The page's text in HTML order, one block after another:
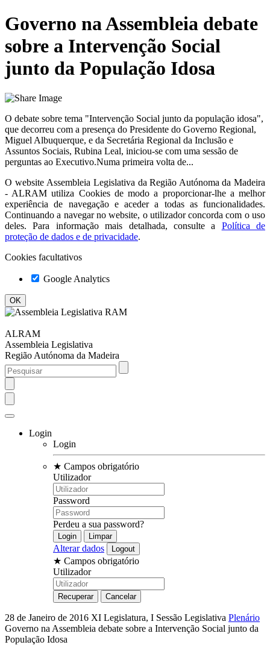
Governo na Assembleia debate
sobre a Intervenção Social
junto da População Idosa
O debate sobre tema "Intervenção Social junto da população idosa",
que decorreu com a presença do Presidente do Governo Regional,
Miguel Albuquerque, e da Secretária Regional da Inclusão e
Assuntos Sociais, Rubina Leal, iniciou-se com uma sessão de
perguntas ao Executivo.Numa primeira volta de...
O website Assembleia Legislativa da Região Autónoma da Madeira
- ALRAM utiliza Cookies de modo a proporcionar-lhe a melhor
experiência de navegação e aceder a todas as funcionalidades.
Continuando a navegar no website, o utilizador concorda com o uso
deles. Para informação mais detalhada, consulte a
Política de
proteção de dados e de privacidade.
Cookies facultativos
Google Analytics
ALRAM
Assembleia Legislativa
Região Autónoma da Madeira
Login
Login
★ Campos obrigatório
Utilizador
Password
Perdeu a sua password?
Alterar dados
★ Campos obrigatório
Utilizador
28 de Janeiro de 2016 XI Legislatura, I Sessão Legislativa Plenário
Governo na Assembleia debate sobre a Intervenção Social junto da
População Idosa